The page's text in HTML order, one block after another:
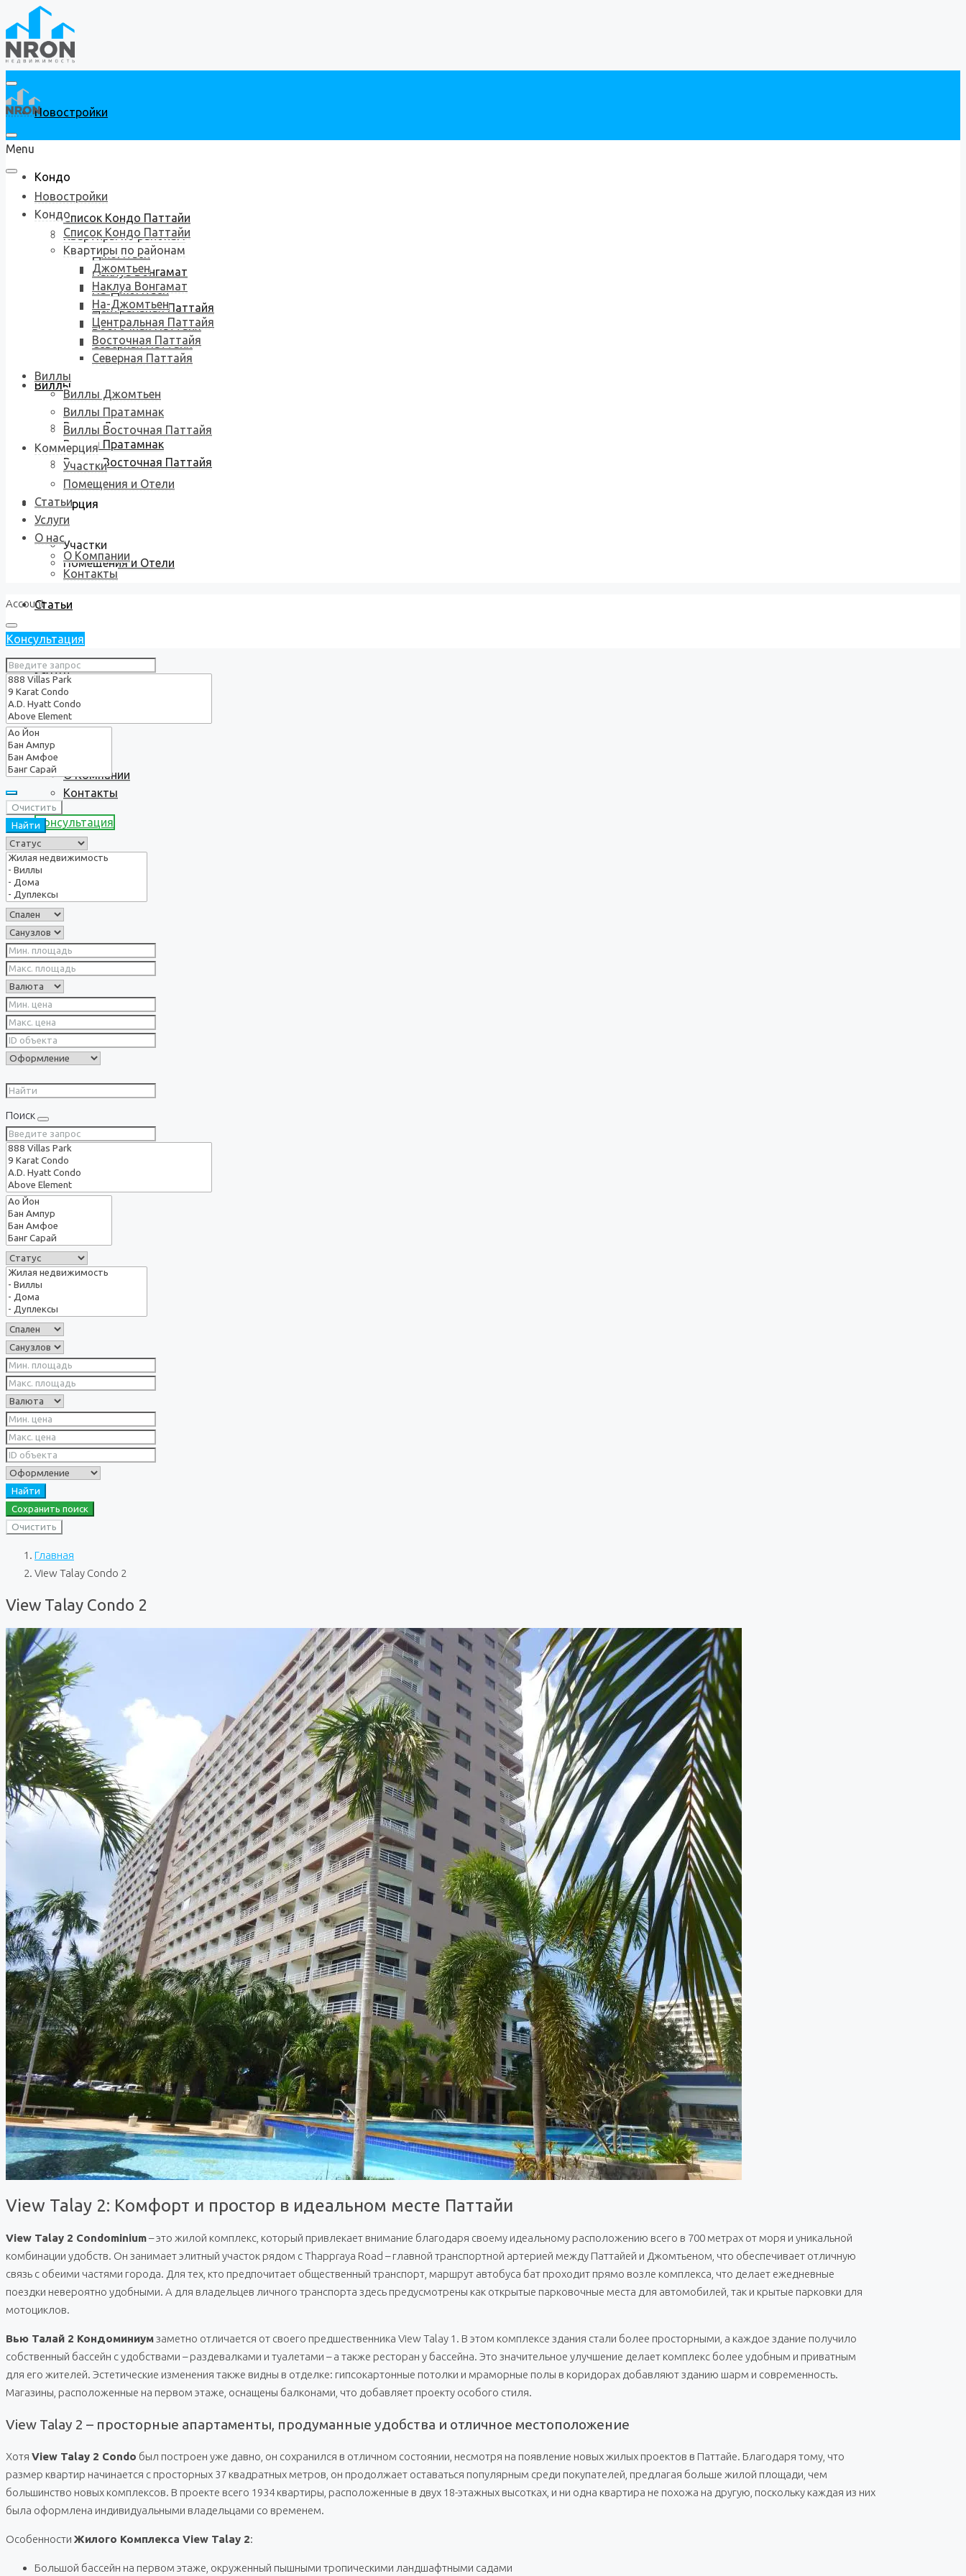
Новостройки
Кондо
Список Кондо Паттайи
Квартиры по районам
Джомтьен
Наклуа Вонгамат
На-Джомтьен
Центральная Паттайя
Восточная Паттайя
Северная Паттайя
Виллы
Виллы Джомтьен
Виллы Пратамнак
Виллы Восточная Паттайя
Коммерция
Участки
Помещения и Отели
Статьи
Услуги
О нас
О Компании
Контакты
Консультация
Menu
Новостройки
Кондо
Список Кондо Паттайи
Квартиры по районам
Джомтьен
Наклуа Вонгамат
На-Джомтьен
Центральная Паттайя
Восточная Паттайя
Северная Паттайя
Виллы
Виллы Джомтьен
Виллы Пратамнак
Виллы Восточная Паттайя
Коммерция
Участки
Помещения и Отели
Статьи
Услуги
О нас
О Компании
Контакты
Account
Консультация
Очистить
Найти
Поиск
Найти
Сохранить поиск
Очистить
Главная
View Talay Condo 2
View Talay Condo 2
View Talay 2: Комфорт и простор в идеальном месте Паттайи
View Talay 2 Condominium– это жилой комплекс, который привлекает внимание благодаря своему идеальному расположению всего в 700 метрах от моря и уникальной
комбинации удобств. Он занимает элитный участок рядом с Thappraya Road – главной транспортной артерией между Паттайей и Джомтьеном, что обеспечивает отличную
связь с обеими частями города. Для тех, кто предпочитает общественный транспорт, маршрут автобуса бат проходит прямо возле комплекса, что делает ежедневные
поездки невероятно удобными. А для владельцев личного транспорта здесь предусмотрены как открытые парковочные места для автомобилей, так и крытые парковки для
мотоциклов.
Вью Талай 2 Кондоминиумзаметно отличается от своего предшественника View Talay 1. В этом комплексе здания стали более просторными, а каждое здание получило
собственный бассейн с удобствами – раздевалками и туалетами – а также ресторан у бассейна. Это значительное улучшение делает комплекс более удобным и приватным
для его жителей. Эстетические изменения также видны в отделке: гипсокартонные потолки и мраморные полы в коридорах добавляют зданию шарм и современность.
Магазины, расположенные на первом этаже, оснащены балконами, что добавляет проекту особого стиля.
View Talay 2 – просторные апартаменты, продуманные удобства и отличное местоположение
Хотя View Talay 2 Condo был построен уже давно, он сохранился в отличном состоянии, несмотря на появление новых жилых проектов в Паттайе. Благодаря тому, что
размер квартир начинается с просторных 37 квадратных метров, он продолжает оставаться популярным среди покупателей, предлагая больше жилой площади, чем
большинство новых комплексов. В проекте всего 1934 квартиры, расположенные в двух 18-этажных высотках, и ни одна квартира не похожа на другую, поскольку каждая из них
была оформлена индивидуальными владельцами со временем.
Особенности Жилого Комплекса View Talay 2:
Большой бассейн на первом этаже, окруженный пышными тропическими ландшафтными садами